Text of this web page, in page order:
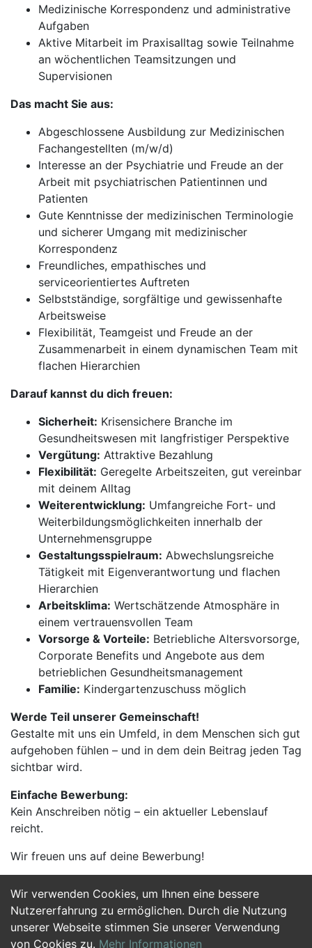
Wir verwenden Cookies, um Ihnen eine bessere
Nutzererfahrung zu ermöglichen. Durch die Nutzung
unserer Webseite stimmen Sie unserer Verwendung
von Cookies zu. Mehr Informationen
Medizinische Korrespondenz und administrative
Aufgaben
Aktive Mitarbeit im Praxisalltag sowie Teilnahme
an wöchentlichen Teamsitzungen und
Supervisionen
Das macht Sie aus:
Abgeschlossene Ausbildung zur Medizinischen
Fachangestellten (m/w/d)
Interesse an der Psychiatrie und Freude an der
Arbeit mit psychiatrischen Patientinnen und
Patienten
Gute Kenntnisse der medizinischen Terminologie
und sicherer Umgang mit medizinischer
Korrespondenz
Freundliches, empathisches und
serviceorientiertes Auftreten
Selbstständige, sorgfältige und gewissenhafte
Arbeitsweise
Flexibilität, Teamgeist und Freude an der
Zusammenarbeit in einem dynamischen Team mit
flachen Hierarchien
Darauf kannst du dich freuen:
Sicherheit: Krisensichere Branche im
Gesundheitswesen mit langfristiger Perspektive
Vergütung: Attraktive Bezahlung
Flexibilität: Geregelte Arbeitszeiten, gut vereinbar
mit deinem Alltag
Weiterentwicklung: Umfangreiche Fort- und
Weiterbildungsmöglichkeiten innerhalb der
Unternehmensgruppe
Gestaltungsspielraum: Abwechslungsreiche
Tätigkeit mit Eigenverantwortung und flachen
Hierarchien
Arbeitsklima: Wertschätzende Atmosphäre in
einem vertrauensvollen Team
Vorsorge & Vorteile: Betriebliche Altersvorsorge,
Corporate Benefits und Angebote aus dem
betrieblichen Gesundheitsmanagement
Familie: Kindergartenzuschuss möglich
Werde Teil unserer Gemeinschaft!
Gestalte mit uns ein Umfeld, in dem Menschen sich gut
aufgehoben fühlen – und in dem dein Beitrag jeden Tag
sichtbar wird.
Einfache Bewerbung:
Kein Anschreiben nötig – ein aktueller Lebenslauf
reicht.
Wir freuen uns auf deine Bewerbung!
Jetzt Bewerben